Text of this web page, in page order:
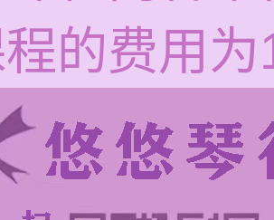
的费用